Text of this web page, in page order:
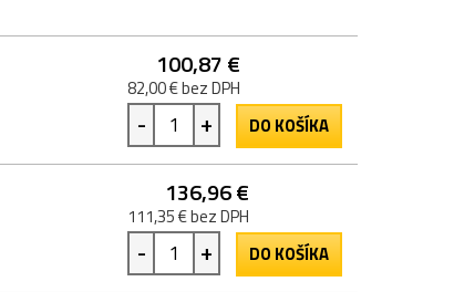
100,87 €
82,00 € bez DPH
- + DO KOŠÍKA
136,96 €
111,35 € bez DPH
- + DO KOŠÍKA